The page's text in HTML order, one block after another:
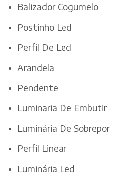
Balizador Cogumelo
Postinho Led
Perfil De Led
Arandela
Pendente
Luminaria De Embutir
Luminária De Sobrepor
Perfil Linear
Luminária Led